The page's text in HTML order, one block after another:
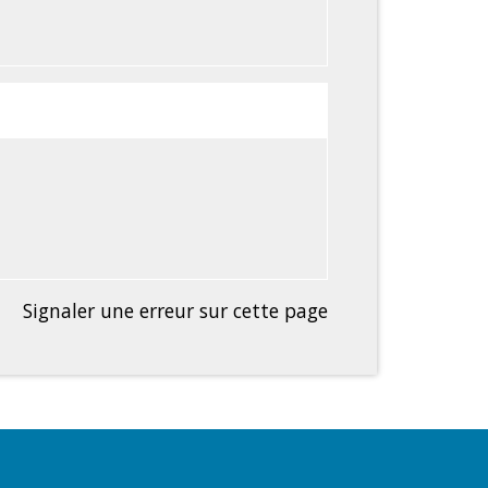
Signaler une erreur sur cette page